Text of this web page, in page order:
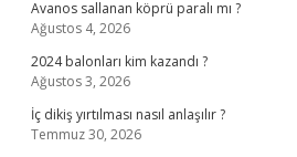
Avanos sallanan köprü paralı mı ?
Ağustos 4, 2026
2024 balonları kim kazandı ?
Ağustos 3, 2026
İç dikiş yırtılması nasıl anlaşılır ?
Temmuz 30, 2026